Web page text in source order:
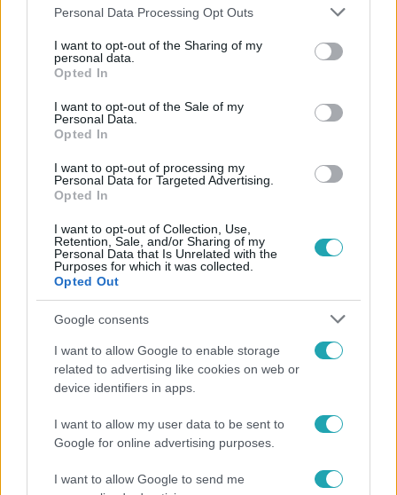
Please note that this website/app uses one or more Google
not limited to your visit or usage behaviour. You may click to
grant or deny consent to Google and its third-party tags to
use your data for below specified purposes in below Google
consent section.
Personal Data Processing Opt Outs
I want to opt-out of the Sharing of my
personal data.
Opted In
I want to opt-out of the Sale of my
Personal Data.
Opted In
I want to opt-out of processing my
Personal Data for Targeted Advertising.
Opted In
I want to opt-out of Collection, Use,
Retention, Sale, and/or Sharing of my
Personal Data that Is Unrelated with the
Purposes for which it was collected.
Opted Out
Google consents
I want to allow Google to enable storage
related to advertising like cookies on web or
device identifiers in apps.
I want to allow my user data to be sent to
Google for online advertising purposes.
I want to allow Google to send me
REGGELI #RTL ADÁSRÉSZLETEK VIDEÓ
RAJONGÓ #TETOVÁLÁS #HŐSÉG NYÁR
Népszerű